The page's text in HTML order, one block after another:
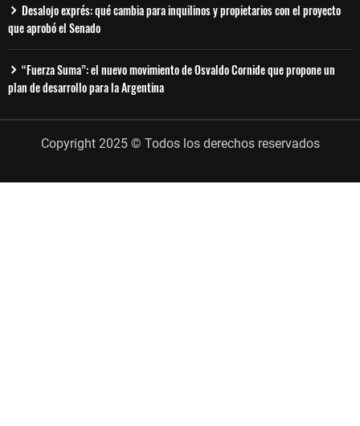
Desalojo exprés: qué cambia para inquilinos y propietarios con el proyecto
que aprobó el Senado
“Fuerza Suma”: el nuevo movimiento de Osvaldo Cornide que propone un
plan de desarrollo para la Argentina
Copyright 2025 © Todos los derechos reservados